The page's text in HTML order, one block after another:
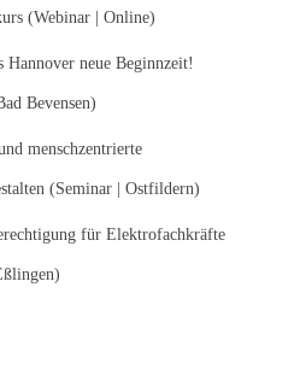
(Webinar | Online)
Hannover neue Beginnzeit!
Bevensen)
menschzentrierte
(Seminar | Ostfildern)
für Elektrofachkräfte